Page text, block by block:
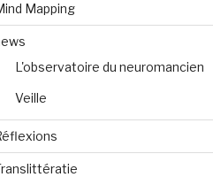
Mapping
L'observatoire du neuromancien
Veille